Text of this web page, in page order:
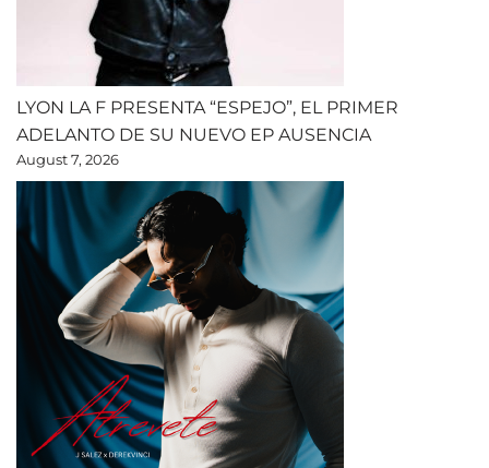
LYON LA F PRESENTA “ESPEJO”, EL PRIMER
ADELANTO DE SU NUEVO EP AUSENCIA
August 7, 2026